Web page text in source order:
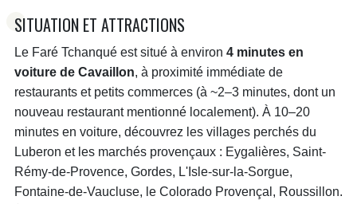
SITUATION ET ATTRACTIONS
Le Faré Tchanqué est situé à environ 4 minutes en
voiture de Cavaillon, à proximité immédiate de
restaurants et petits commerces (à ~2–3 minutes, dont un
nouveau restaurant mentionné localement). À 10–20
minutes en voiture, découvrez les villages perchés du
Luberon et les marchés provençaux : Eygalières, Saint-
Rémy-de-Provence, Gordes, L'Isle-sur-la-Sorgue,
Fontaine-de-Vaucluse, le Colorado Provençal, Roussillon.